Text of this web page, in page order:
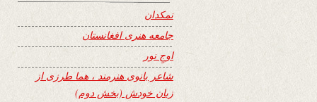
نمکدان
جامعه هنری افغانستان
اوجِ نور
شاعر بانوی هنرمند ، هما طرزی از
زبان خودش (بخش دوم)